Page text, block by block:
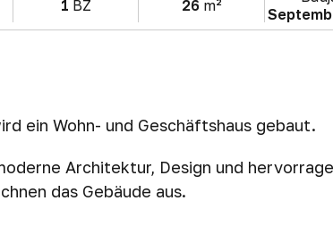
1 BZ 26 m²
ein Wohn- und Geschäftshaus gebaut.
Architektur, Design und
das Gebäude aus.